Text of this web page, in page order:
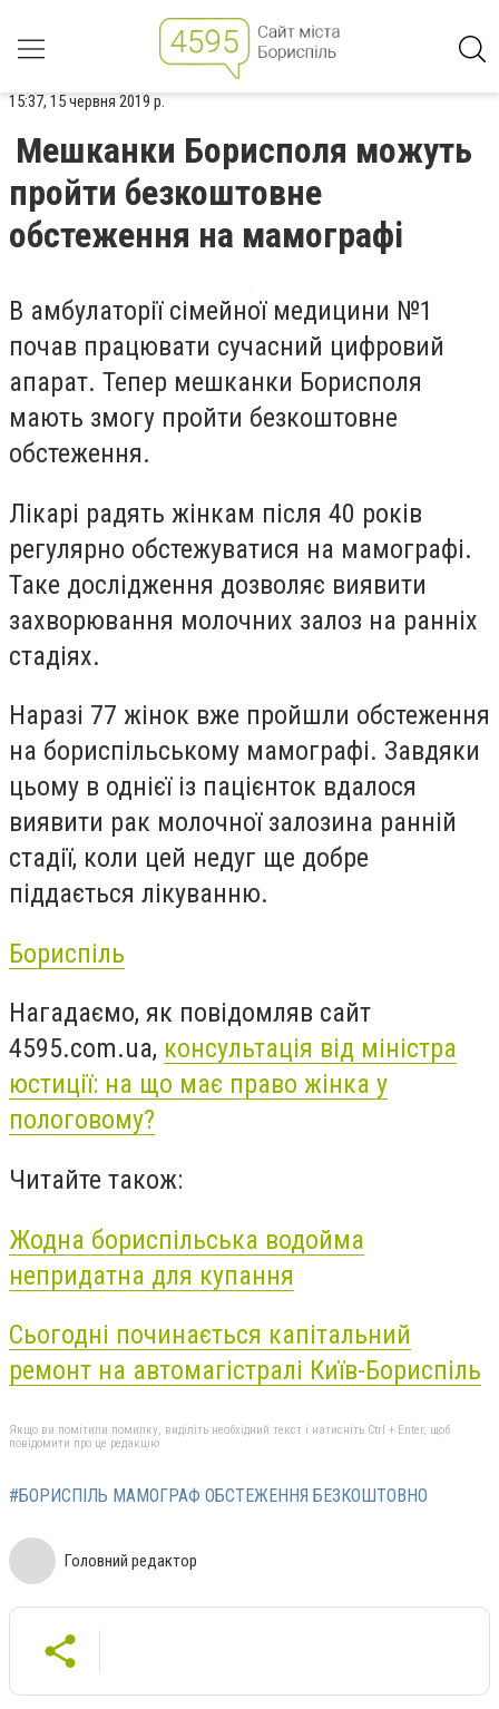
15:37, 15 червня 2019 р.
Мешканки Борисполя можуть
пройти безкоштовне
обстеження на мамографі
В амбулаторії сімейної медицини №1
почав працювати сучасний цифровий
апарат. Тепер мешканки Борисполя
мають змогу пройти безкоштовне
обстеження.
Лікарі радять жінкам після 40 років
регулярно обстежуватися на мамографі.
Таке дослідження дозволяє виявити
захворювання молочних залоз на ранніх
стадіях.
Наразі 77 жінок вже пройшли обстеження
на бориспільському мамографі. Завдяки
цьому в однієї із пацієнток вдалося
виявити рак молочної залозина ранній
стадії, коли цей недуг ще добре
піддається лікуванню.
Бориспіль
Нагадаємо, як повідомляв сайт
4595.com.ua, консультація від міністра
юстиції: на що має право жінка у
пологовому?
Читайте також:
Жодна бориспільська водойма
непридатна для купання
Сьогодні починається капітальний
ремонт на автомагістралі Київ-Бориспіль
Якщо ви помітили помилку, виділіть необхідний текст і натисніть Ctrl + Enter, щоб
повідомити про це редакцію
#БОРИСПІЛЬ МАМОГРАФ ОБСТЕЖЕННЯ БЕЗКОШТОВНО
Головний редактор